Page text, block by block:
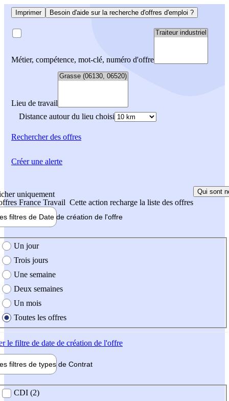
Imprimer Besoin d'aide sur la recherche d'offres d'emploi ?
Métier, compétence, mot-clé, numéro d'offre
Lieu de travail
Distance autour du lieu choisi
Rechercherdes offres
uniquement
France Travail Cette action recharge la liste des offres
Qui sont
filtres de Date de création de l'offre
création de l'offre
Un jour
Trois jours
Une semaine
Deux semaines
Un mois
Toutes les offres
le filtre de date de création de l'offre
filtres de types de Contrat
contrat
CDI (2)
Créer une alerte